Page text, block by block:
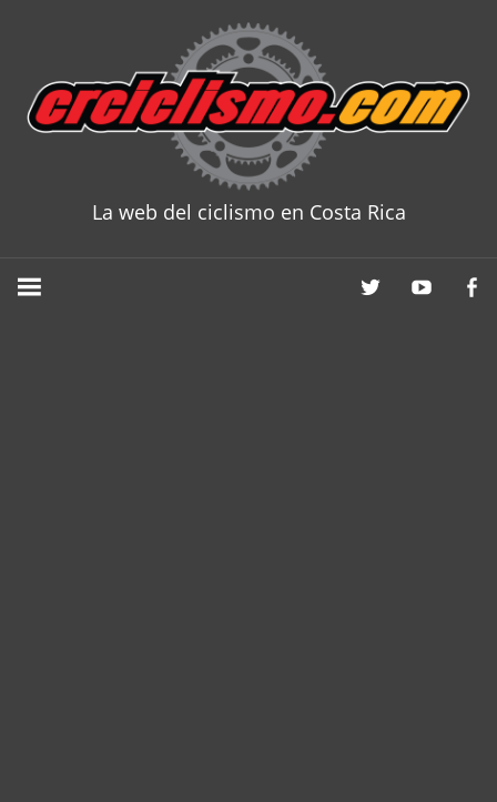
content
La web del ciclismo en Costa Rica